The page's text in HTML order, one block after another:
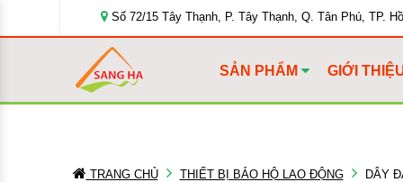
Số 72/15 Tây Thạnh, P. Tây Thạnh, Q. Tân Phú, TP.
SẢN PHẨM GIỚI
TRANG CHỦ THIẾT BỊ BẢO HỘ LAO ĐỘNG DÂY